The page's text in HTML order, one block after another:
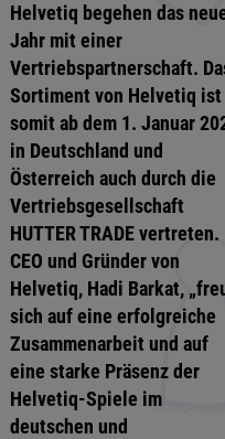
Helvetiq begehen das
Jahr mit einer
Vertriebspartnerschaft.
Sortiment von Helvetiq ist
somit ab dem 1. Januar
in Deutschland und
Österreich auch durch die
Vertriebsgesellschaft
HUTTER TRADE vertreten.
CEO und Gründer von
Helvetiq, Hadi Barkat,
sich auf eine erfolgreiche
Zusammenarbeit und auf
eine starke Präsenz der
Helvetiq-Spiele im
deutschen und